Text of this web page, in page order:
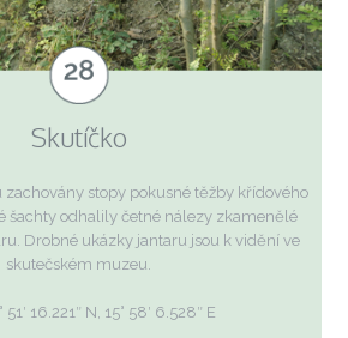
Skutíčko
zachovány stopy pokusné těžby křídového
šachty odhalily četné nálezy zkamenělé
Drobné ukázky jantaru jsou k vidění ve
skutečském muzeu.
51′ 16.221″ N, 15° 58′ 6.528″ E